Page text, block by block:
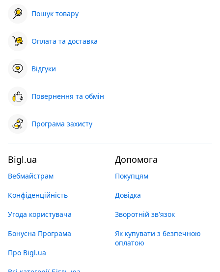
Пошук товару
Оплата та доставка
Відгуки
Повернення та обмін
Програма захисту
Bigl.ua
Вебмайстрам
Конфіденційність
Угода користувача
Бонусна Програма
Про Bigl.ua
Допомога
Покупцям
Довідка
Зворотній зв'язок
Як купувати з безпечною
оплатою